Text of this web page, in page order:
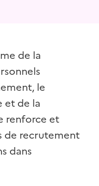
de la
le
et de la
renforce et
de recrutement
dans